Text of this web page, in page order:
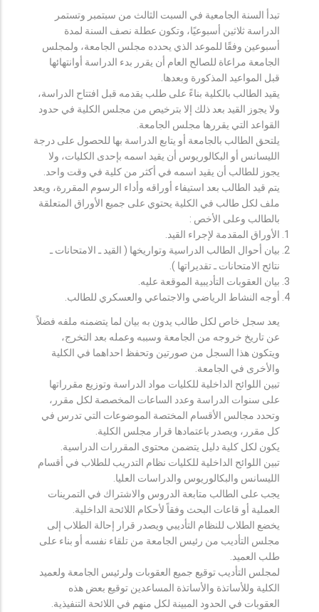
تبدأ السنة الجامعية في السبت الثالث من سبتمبر وتستمر
الدراسة ثلاثين أسبوعيًا، وتكون عطلة نصف السنة لمدة
أسبوعين وفقًا للموعد الذي يحدده مجلس الجامعة، ولمجلس
الجامعة مراعاة للصالح العام أن يقرر بدء الدراسة أوانتهائها
قبل المواعيد المذكورة وبعدها.
يقيد الطالب بالكلية بناءً على طلب يقدمه قبل افتتاح الدراسة،
ولا يجوز القيد بعد ذلك إلا بترخيص من مجلس الكلية في حدود
القواعد التي يقررها مجلس الجامعة.
يلتحق الطالب بالجامعة أو يتابع الدراسة بها للحصول على درجة
الليسانس أو البكالوريوس أن يقيد اسمه بإحدى الكليات، ولا
يجوز للطالب أن يقيد اسمه في أكثر من كلية في وقت واحد.
يتم قيد الطالب بعد استيفاء أوراقه وأداء الرسوم المقررة، ويعد
ملف لكل طالب في الكلية يحتوي على جميع الأوراق المتعلقة
بالطالب وعلى الأخص :
الأوراق المقدمة لإجراء القيد.
بيان أحوال الطالب الدراسية وتواريخها ( القيد ـ الامتحانات ـ
نتائح الامتحانات ـ تقديراتها ).
بيان العقوبات التأديبية الموقعة عليه.
أوجه النشاط الرياضي والاجتماعي والعسكري للطالب.
يعد سجل خاص لكل طالب يدون به بيان لما يتضمنه ملفه فضلاً
عن تاريخ خروجه من الجامعة وسببه وعمله بعد التخرج،
ويتكون هذا السجل من صورتين وتحفظ احداهما في الكلية
والأخرى في الجامعة.
تبين اللوائح الداخلية للكليات مواد الدراسة وتوزيع مقرراتها
على سنوات الدراسة وعدد الساعات المخصصة لكل مقرر،
وتحدد مجالس الأقسام المختصة الموضوعات التي تدرس في
كل مقرر، ويصدر باعتمادها قرار مجلس الكلية.
يكون لكل كلية دليل يتضمن محتوى المقررات الدراسية.
تبين اللوائح الداخلية للكليات نظام التدريب للطلاب في أقسام
الليسانس والبكالوريوس والدراسات العليا.
يجب على الطالب متابعة الدروس والاشتراك في التمرينات
العملية أو قاعات البحث وفقاً لأحكام اللائحة الداخلية.
يخضع الطلاب للنظام التأديبي ويصدر قرار إحالة الطلاب إلى
مجلس التأديب من رئيس الجامعة من تلقاء نفسه أو بناء على
طلب العميد.
لمجلس التأديب توقيع جميع العقوبات ولرئيس الجامعة ولعميد
الكلية وللأساتذة والأساتذة المساعدين توقيع بعض هذه
العقوبات في الحدود المبينة لكل منهم في اللائحة التنفيذية.